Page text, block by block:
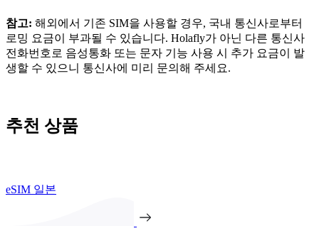
참고: 해외에서 기존 SIM을 사용할 경우, 국내 통신사로부터
로밍 요금이 부과될 수 있습니다. Holafly가 아닌 다른 통신사
전화번호로 음성통화 또는 문자 기능 사용 시 추가 요금이 발
생할 수 있으니 통신사에 미리 문의해 주세요.
추천 상품
eSIM 일본